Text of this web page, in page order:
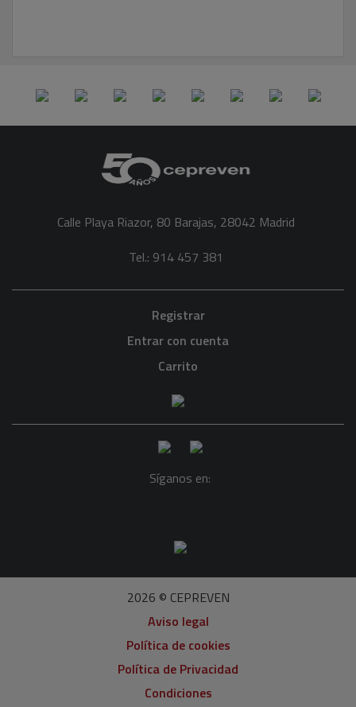
Calle Playa Riazor, 80 Barajas, 28042 Madrid
Tel.: 914 457 381
Registrar
Entrar con cuenta
Carrito
Síganos en:
2026 © CEPREVEN
Aviso legal
Política de cookies
Política de Privacidad
Condiciones